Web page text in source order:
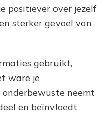
positiever over jezelf
sterker gevoel van
gebruikt,
ware je
neemt
en beïnvloedt